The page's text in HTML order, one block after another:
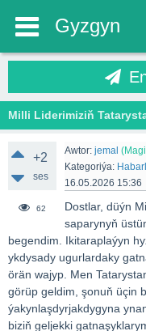
Gyzgyn
Milli Liderimiziň
+2
ses
62
Awtor: jemal
Kategoriýa:
16.05.2026 15:36
Dostlar, düýn
saparynyň
begendim. Ikitaraplaýyn
ykdysady ugurlardaky
örän wajyp. Men
görüp geldim, şonuň üçin
ýakynlaşdyrjakdygyna
biziň geljekki